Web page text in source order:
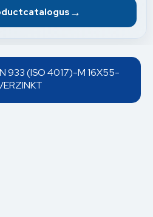
→
933 (ISO 4017)-M 16X55-